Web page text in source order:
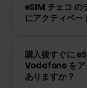
して、他のデバ
を共有できます
eSIM チェコ の
にアクティベー
トフォンのeSIM
ンするだけで、
SIMカードの交換
購入後すぐに
Vodafone をア
ありますか？